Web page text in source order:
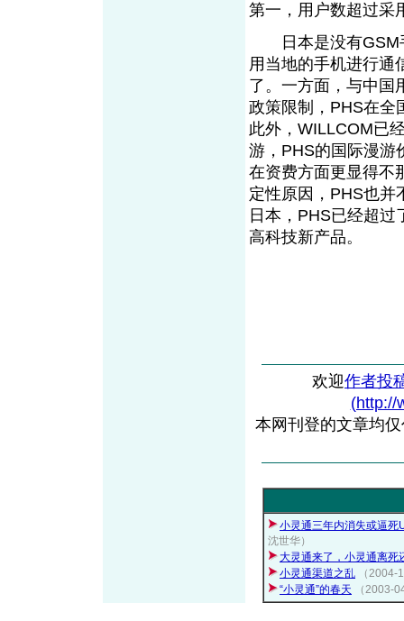
第一，用户数超过采
日本是没有GSM
用当地的手机进行通
了。一方面，与中国
政策限制，PHS在全
此外，WILLCOM已
游，PHS的国际漫游
在资费方面更显得不
定性原因，PHS也并
日本，PHS已经超
高科技新产品。
欢迎作者投
(http://
本网刊登的文章均
小灵通三年内消失或逼死
沈世华）
大灵通来了，小灵通离死
小灵通渠道之乱
（
“小灵通”的春天
（2003-